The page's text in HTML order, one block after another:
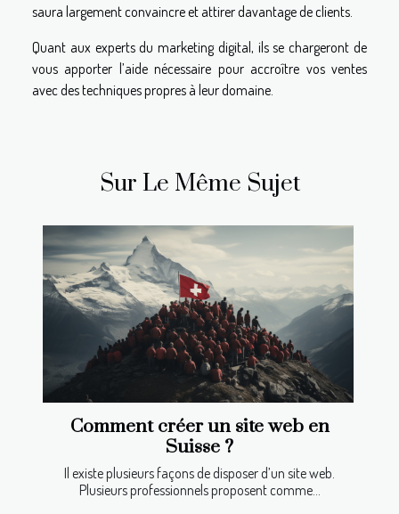
saura largement convaincre et attirer davantage de clients.
Quant aux experts du marketing digital, ils se chargeront de
vous apporter l’aide nécessaire pour accroître vos ventes
avec des techniques propres à leur domaine.
Sur Le Même Sujet
Comment créer un site web en
Suisse ?
Il existe plusieurs façons de disposer d’un site web.
Plusieurs professionnels proposent comme...